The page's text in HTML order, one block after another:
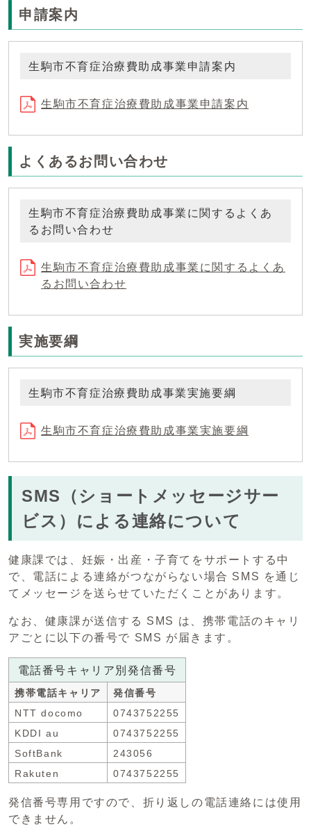
申請案内
生駒市不育症治療費助成事業申請案内
生駒市不育症治療費助成事業申請案内
よくあるお問い合わせ
生駒市不育症治療費助成事業に関するよくあ
るお問い合わせ
生駒市不育症治療費助成事業に関するよくあ
るお問い合わせ
実施要綱
生駒市不育症治療費助成事業実施要綱
生駒市不育症治療費助成事業実施要綱
SMS（ショートメッセージサー
ビス）による連絡について
健康課では、妊娠・出産・子育てをサポートする中
で、電話による連絡がつながらない場合 SMS を通じ
てメッセージを送らせていただくことがあります。
なお、健康課が送信する SMS は、携帯電話のキャリ
アごとに以下の番号で SMS が届きます。
電話番号キャリア別発信番号
携帯電話キャリア
発信番号
NTT docomo
0743752255
KDDI au
0743752255
SoftBank
243056
Rakuten
0743752255
発信番号専用ですので、折り返しの電話連絡には使用
できません。